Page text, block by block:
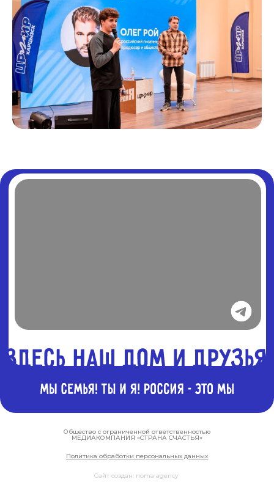
Политика обработки персональных данных
Общество с ограниченной ответственностью
МЕДИАКОМПАНИЯ «СТРАНА СЧАСТЬЯ»
Сайт создан: noma agency